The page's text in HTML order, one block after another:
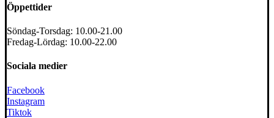
Öppettider
Söndag-Torsdag: 10.00-21.00
Fredag-Lördag: 10.00-22.00
Sociala medier
Facebook
Instagram
Tiktok